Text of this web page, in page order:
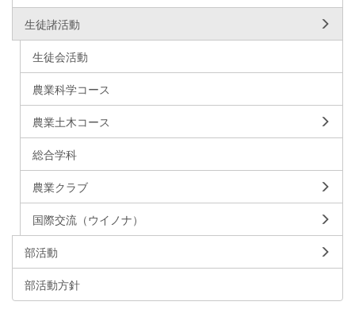
生徒諸活動
生徒会活動
農業科学コース
農業土木コース
総合学科
農業クラブ
国際交流（ウイノナ）
部活動
部活動方針